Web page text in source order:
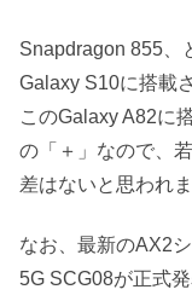
Snapdragon 855、
Galaxy S10に搭載
このGalaxy A82に
の「＋」なので、
差はないと思われま
なお、最新のAX2
5G SCG08が正式